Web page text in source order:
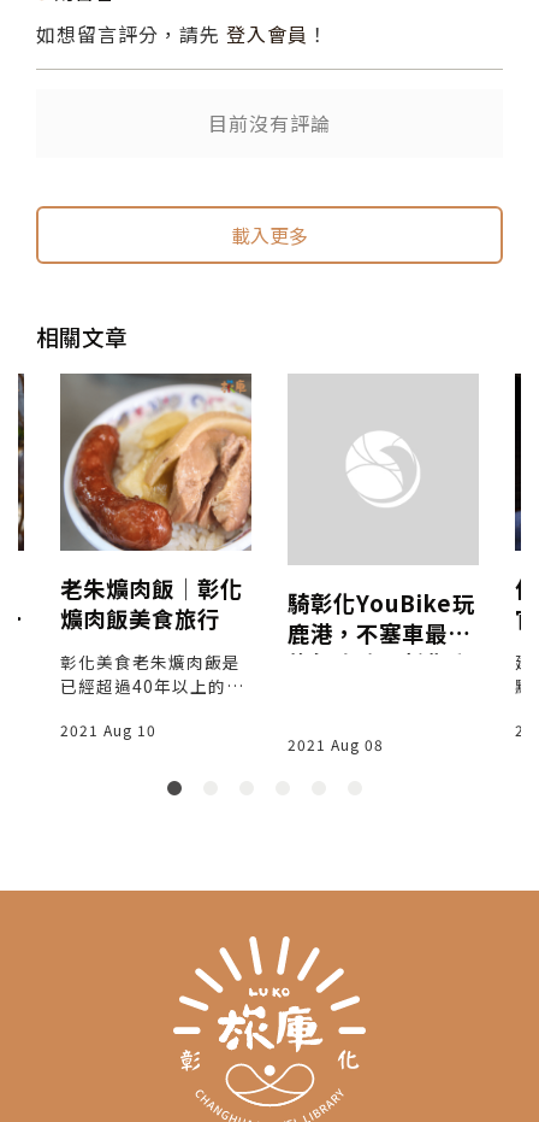
如想留言評分，請先 登入會員 ！
目前沒有評論
載入更多
相關文章
老朱爌肉飯│彰化
爌肉飯美食旅行
彰化美食老朱爌肉飯是
已經超過40年以上的老
油膩的油花，讓豬皮與
搭配淋上陳年滷汁的白
2021 Aug 10
騎彰化YouBike玩
鹿港，不塞車最佳
旅行攻略，彰化鹿
車路線篇
2021 Aug 08
建
點
築